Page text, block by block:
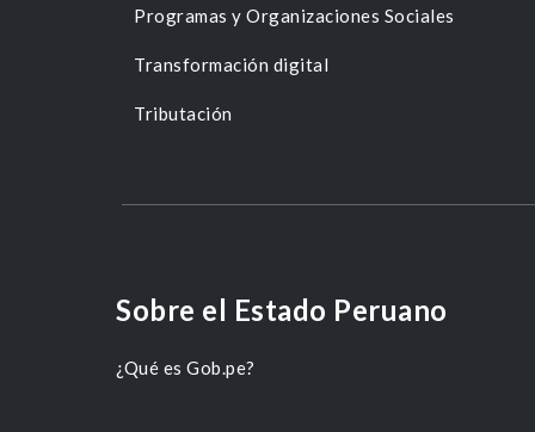
Programas y Organizaciones Sociales
Transformación digital
Tributación
Sobre el Estado Peruano
¿Qué es Gob.pe?